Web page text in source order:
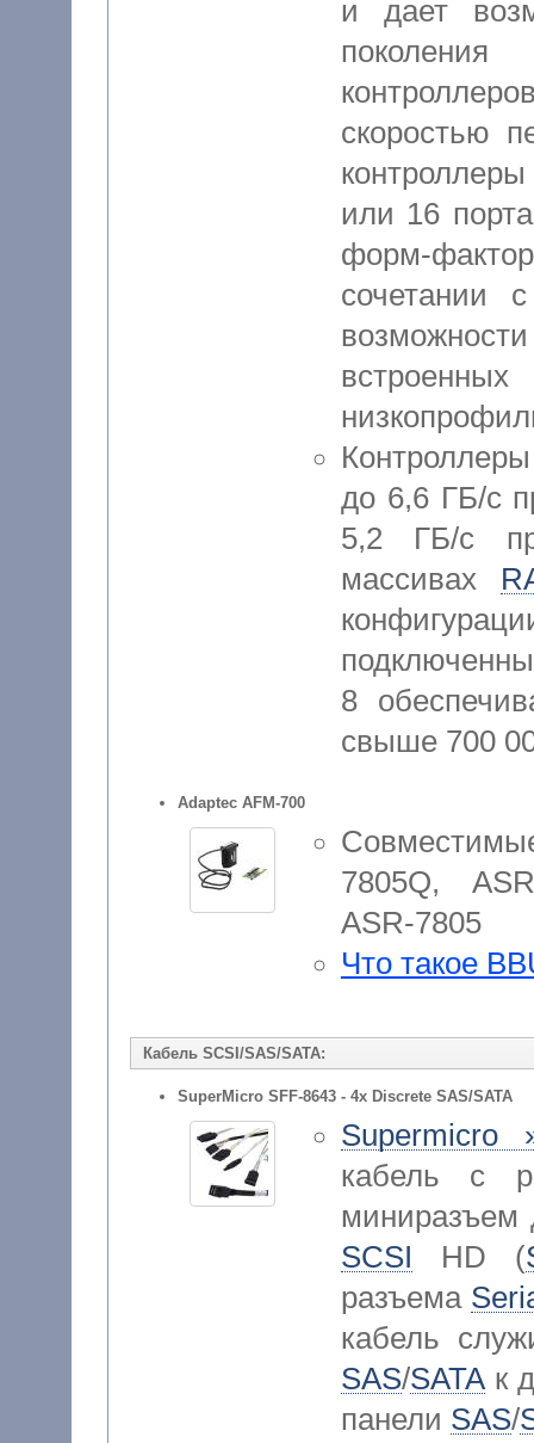
и дает
поколения
скоростью
контроллеры
или 16
форм-
сочетании
до 6,6 ГБ/с
5,2 ГБ/с
массивах
8
свыше 700
Adaptec AFM-700
7805Q,
ASR-7805
Что такое
Кабель SCSI/SAS/SATA:
SuperMicro SFF-8643 - 4x Discrete SAS/SATA
Supermicro
кабель с
миниразъем
SCSI HD (
разъема
кабель
SAS/SATAк
панели SAS/